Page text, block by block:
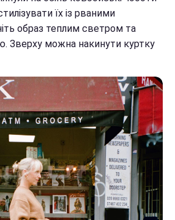
їх із рваними
образ теплим светром та
Зверху можна накинути куртку